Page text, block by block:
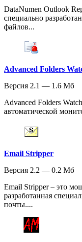
DataNumen Outlook
специально
файлов...
Advanced Folders
Версия 2.1 — 1.6 Мб
Advanced Folders
автоматической
Email Stripper
Версия 2.2 — 0.2 Мб
Email Stripper – это
разработанная
почты....